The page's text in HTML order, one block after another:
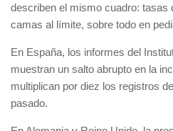
describen el mismo cuadro: tasas
camas al límite, sobre todo en
En España, los informes del
muestran un salto abrupto en la
multiplican por diez los registros
pasado.